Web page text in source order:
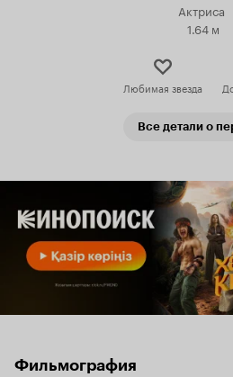
Актриса
1.64 м
Любимая звезда
Все детали о
Фильмография